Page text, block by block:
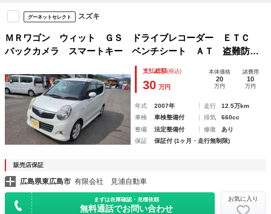
グーネットセレクト スズキ
ＭＲワゴン ウィット ＧＳ ドライブレコーダー ＥＴＣ
バックカメラ スマートキー ベンチシート ＡＴ 盗難防止
システム ＡＢＳ アルミホイール 衝突安全ボディ エアコ
ン パワーステアリング パワーウィンドウ 運転席エアバッ
グ
支払総額(税込)
30 万円
本体価格
20
万円
諸費用
10
万円
年式 2007年 走行
12.5万km
車検
車検整備付 排気
660cc
整備
法定整備付 修復
あり
保証
保証付 (1ヶ月・走行無制限)
販売店保証
広島県東広島市 有限会社 見浦自動車
まずは在庫確認・見積依頼
無料通話でお問い合わせ
お気に入り